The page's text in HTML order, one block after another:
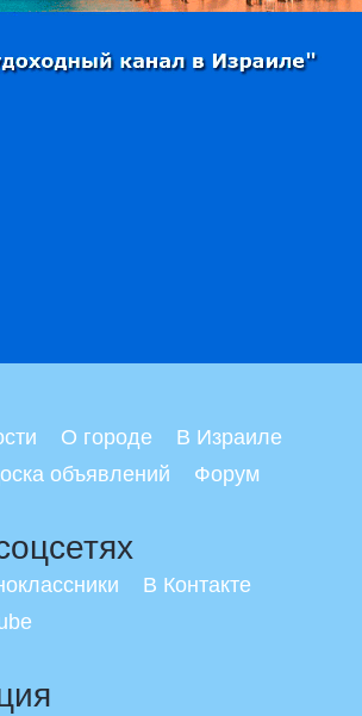
О городе
В Израиле
объявлений Форум
В Контакте